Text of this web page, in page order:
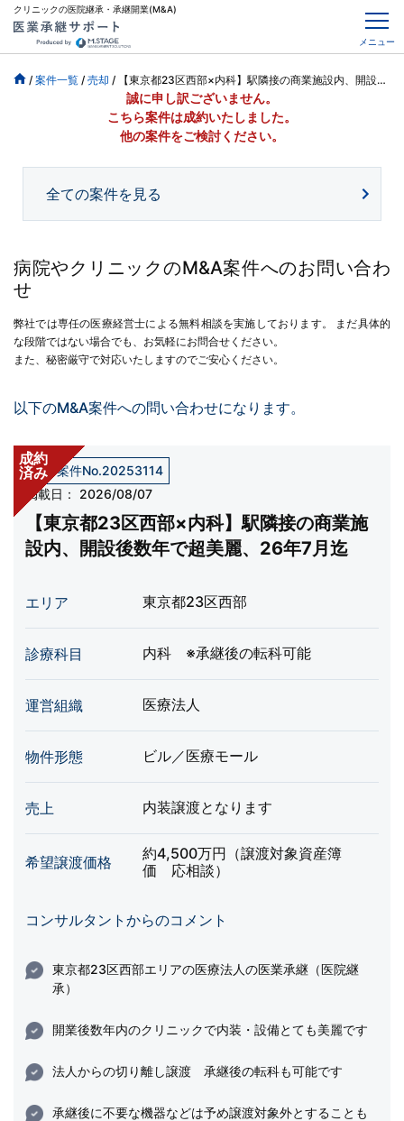
クリニックの医院継承・承継開業(M&A)
メニュー
/ 案件一覧 / 売却 / 【東京都23区西部×内科】駅隣接の商業施設内、開設後数年で超美麗、26年7月迄
誠に申し訳ございません。
こちら案件は成約いたしました。
他の案件をご検討ください。
全ての案件を見る
病院やクリニックのM&A案件へのお問い合わ
せ
弊社では専任の医療経営士による無料相談を実施しております。
まだ具体的
な段階ではない場合でも、お気軽にお問合せください。
また、秘密厳守で対応いたしますのでご安心ください。
以下のM&A案件への問い合わせになります。
成約
済み売却案件No.20253114
掲載日：
2026/08/07
【東京都23区西部×内科】駅隣接の商業施
設内、開設後数年で超美麗、26年7月迄
エリア 東京都23区西部
診療科目 内科 ※承継後の転科可能
運営組織 医療法人
物件形態 ビル／医療モール
売上 内装譲渡となります
希望譲渡価格
約4,500万円（譲渡対象資産簿
価 応相談）
コンサルタントからのコメント
東京都23区西部エリアの医療法人の医業承継（医院継
承）
開業後数年内のクリニックで内装・設備とても美麗です
法人からの切り離し譲渡 承継後の転科も可能です
承継後に不要な機器などは予め譲渡対象外とすることも